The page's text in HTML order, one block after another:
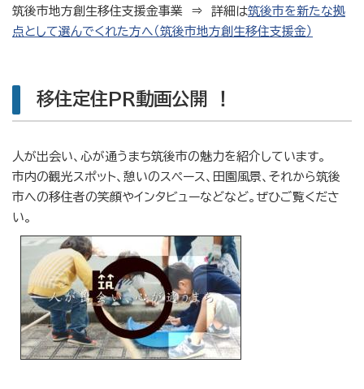
筑後市地方創生移住支援金事業 ⇒ 詳細は筑後市を新たな拠
点として選んでくれた方へ（筑後市地方創生移住支援金）
移住定住PR動画公開 ！
人が出会い、心が通うまち筑後市の魅力を紹介しています。
市内の観光スポット、憩いのスペース、田園風景、それから筑後
市への移住者の笑顔やインタビューなどなど。ぜひご覧くださ
い。